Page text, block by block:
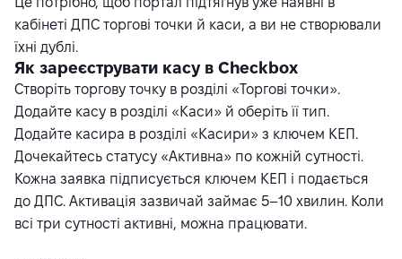
кабінеті ДПС торгові точки й каси, а ви не створювали
їхні дублі.
Як зареєструвати касу в Checkbox
Створіть торгову точку в розділі «Торгові точки».
Додайте касу в розділі «Каси» й оберіть її тип.
Додайте касира в розділі «Касири» з ключем КЕП.
Дочекайтесь статусу «Активна» по кожній сутності.
Кожна заявка підписується ключем КЕП і подається
до ДПС. Активація зазвичай займає 5–10 хвилин. Коли
всі три сутності активні, можна працювати.